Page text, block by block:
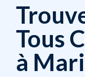
Tous
à